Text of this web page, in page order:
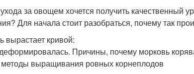
за овощем хочется получить качественный
Для начала стоит разобраться, почему так
кривой: